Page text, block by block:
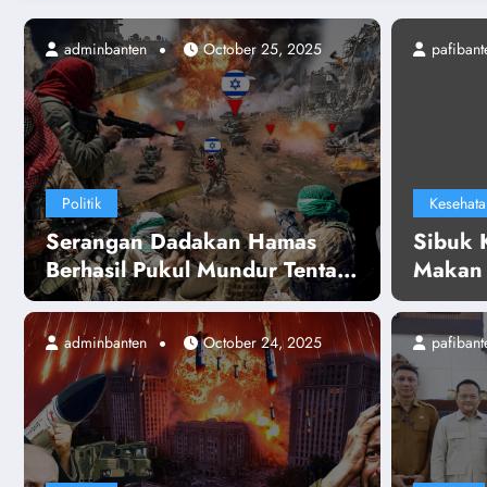
Politik
Serangan Dadakan Hamas
Berhasil Pukul Mundur Tentara
Israel! Netanyahu Panik
Ketakutan
adminbanten October 25, 2025
adminbanten October 24, 2025
Sibuk
Bisa